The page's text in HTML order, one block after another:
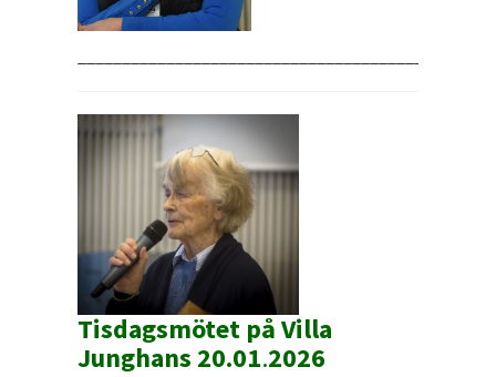
Tisdagsmötet på Villa
Junghans 20.01.2026